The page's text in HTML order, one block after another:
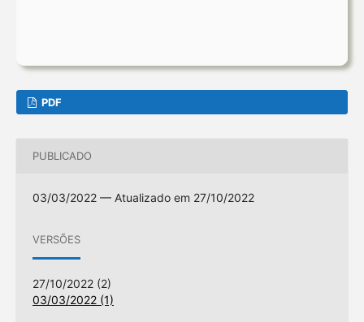
PDF
PUBLICADO
03/03/2022 — Atualizado em 27/10/2022
VERSÕES
27/10/2022 (2)
03/03/2022 (1)